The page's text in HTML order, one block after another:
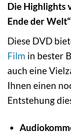
Die Highlights
Ende der
Diese DVD
Film in bester
auch eine
Ihnen einen
Entstehung